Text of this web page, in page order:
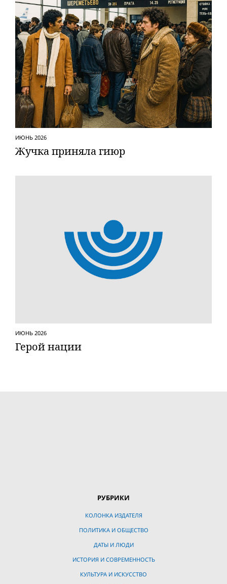
ИЮНЬ 2026
Жучка приняла гиюр
ИЮНЬ 2026
Герой нации
РУБРИКИ
КОЛОНКА ИЗДАТЕЛЯ
ПОЛИТИКА И ОБЩЕСТВО
ДАТЫ И ЛЮДИ
ИСТОРИЯ И СОВРЕМЕННОСТЬ
КУЛЬТУРА И ИСКУССТВО